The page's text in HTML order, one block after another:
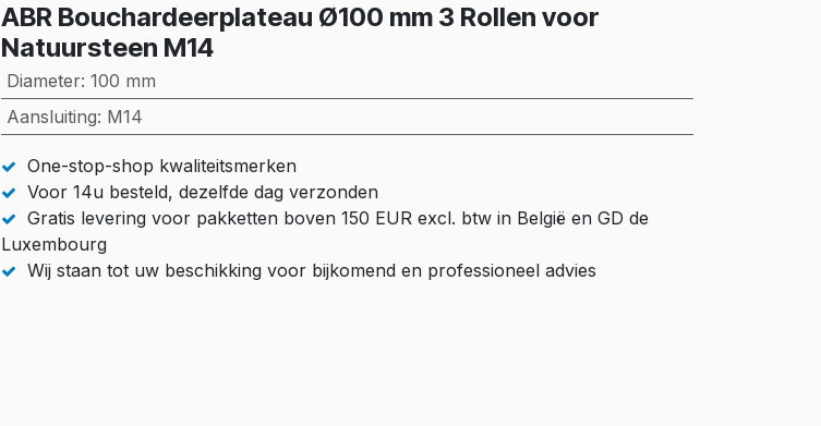
ABR Bouchardeerplateau Ø100 mm 3 Rollen voor
Natuursteen M14
Diameter: 100 mm
Aansluiting: M14
One-stop-shop kwaliteitsmerken
Voor 14u besteld, dezelfde dag verzonden
Gratis levering voor pakketten boven 150 EUR excl. btw in België en GD de
Luxembourg
Wij staan tot uw beschikking voor bijkomend en professioneel advies